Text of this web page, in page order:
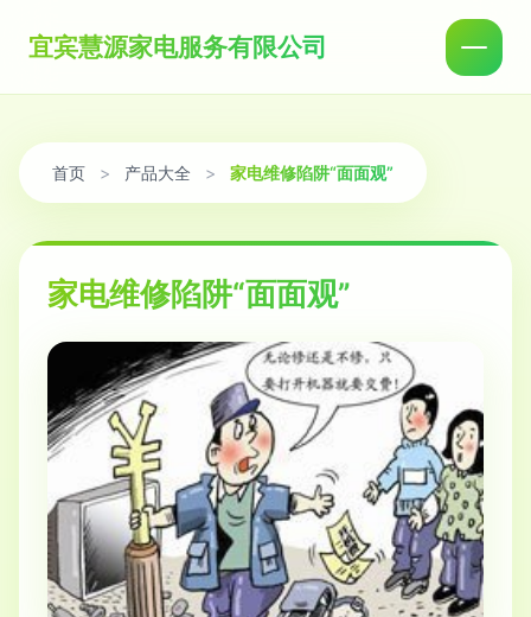
宜宾慧源家电服务有限公司
首页 > 产品大全 > 家电维修陷阱“面面观”
家电维修陷阱“面面观”